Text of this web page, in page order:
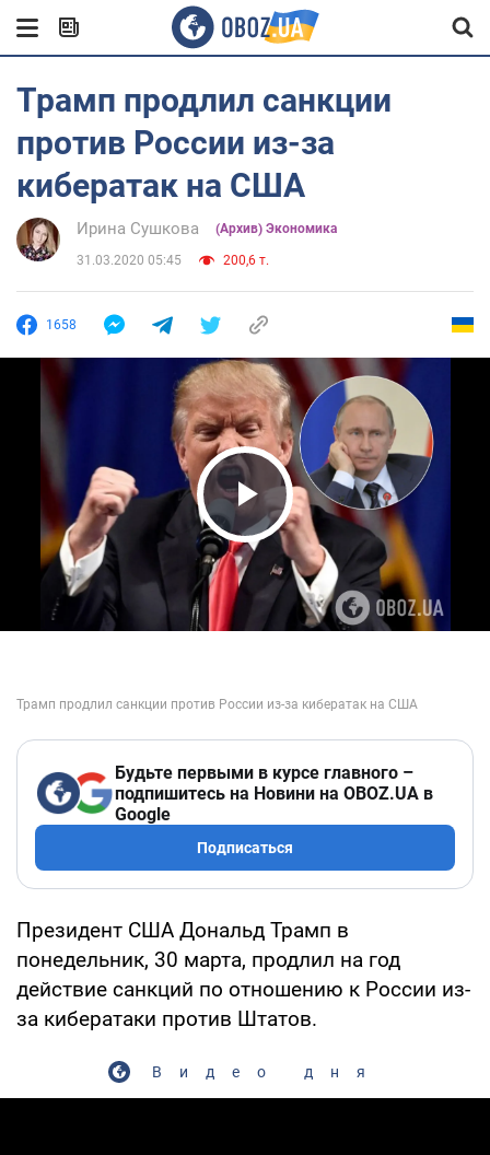
Трамп продлил санкции
против России из-за
кибератак на США
Ирина Сушкова (Архив) Экономика
31.03.2020 05:45 200,6 т.
1658
Play Video
Будьте первыми в курсе главного –
подпишитесь на Новини на OBOZ.UA в
Google
Подписаться
Президент США Дональд Трамп в
понедельник, 30 марта, продлил на год
действие санкций по отношению к России из-
за кибератаки против Штатов.
Видео дня